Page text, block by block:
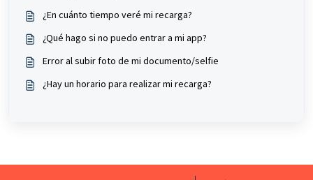
¿En cuánto tiempo veré mi recarga?
¿Qué hago si no puedo entrar a mi app?
Error al subir foto de mi documento/selfie
¿Hay un horario para realizar mi recarga?